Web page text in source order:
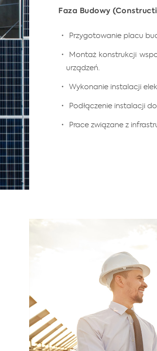
Faza Budowy
Przygotowanie placu
Montaż konstrukcji
urządzeń.
Wykonanie instalacji
Podłączenie instalacji
Prace związane z